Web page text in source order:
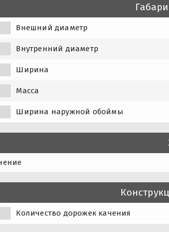
Внешний диаметр
Внутренний диаметр
Ширина
Масса
Ширина наружной обоймы
Количество дорожек качения